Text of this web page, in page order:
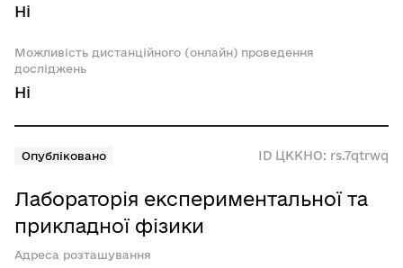
Ні
Можливість дистанційного (онлайн) проведення
досліджень
Ні
Опубліковано ID ЦККНО: rs.7qtrwq
Лабораторія експериментальної та
прикладної фізики
Адреса розташування